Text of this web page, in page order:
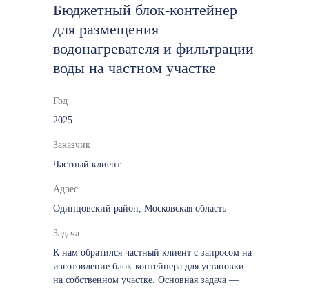
Отели из блок-контейнеров можно
настроить под различные требования
вашего проекта. Мы предлагаем
следующие дополнительные опции:
сервисных зон.
Горячее водоснабжение: Для
обеспечения горячей воды в
номерах и ванных комнатах.
Мебель и оборудование: Для
Бюджетный блок-контейнер
для размещения
водонагревателя и фильтрации
воды на частном участке
Год
2025
Заказчик
Частный клиент
Адрес
Одинцовский район, Московская область
Задача
К нам обратился частный клиент с запросом на
изготовление блок-контейнера для установки
на собственном участке. Основная задача —